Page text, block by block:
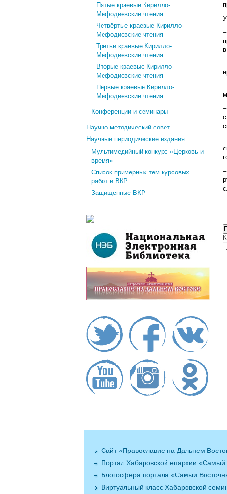
Пятые краевые Кирилло-
Мефодиевские чтения
Четвёртые краевые Кирилло-
Мефодиевские чтения
Третьи краевые Кирилло-
Мефодиевские чтения
Вторые краевые Кирилло-
Мефодиевские чтения
Первые краевые Кирилло-
Мефодиевские чтения
Конференции и семинары
Научно-методический совет
Научные периодические издания
Мультимедийный конкурс «Церковь и
время»
Список примерных тем курсовых
работ и ВКР
Защищенные ВКР
Сайт «Православие на Дальнем
Портал Хабаровской епархии «Самый
Блогосфера портала «Самый
Виртуальный класс Хабаровской